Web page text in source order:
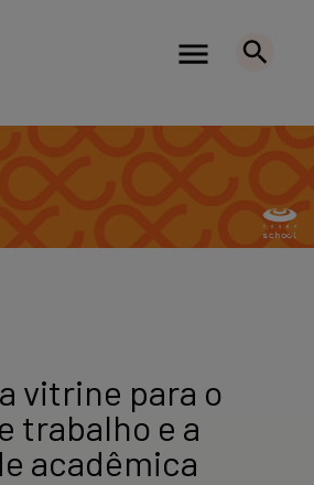
vitrine para o
trabalho e a
acadêmica